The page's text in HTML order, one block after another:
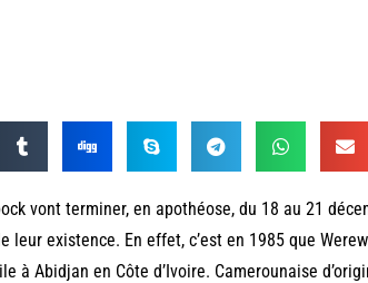
vont terminer, en apothéose, du 18 au 21
existence. En effet, c’est en 1985 que
à Abidjan en Côte d’Ivoire. Camerounaise